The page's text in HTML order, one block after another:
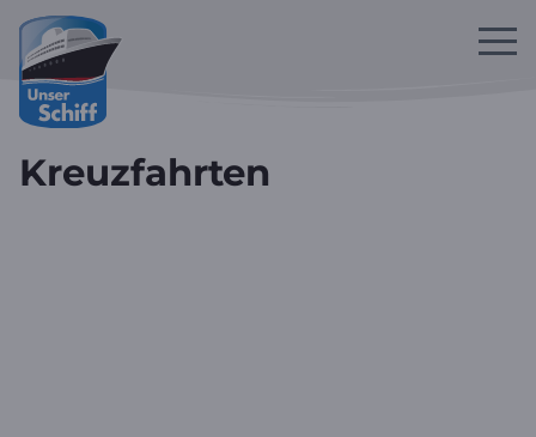
Zum Hauptinhalt springen
Kreuzfahrten